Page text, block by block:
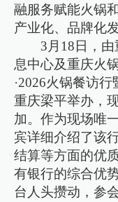
融服务赋能火锅
产业化、品牌化发
3月18日，
息中心及重庆火
·2026火锅餐访
重庆梁平举办，
加。作为现场唯
宾详细介绍了该
结算等方面的优
有银行的综合优
台人头攒动，参